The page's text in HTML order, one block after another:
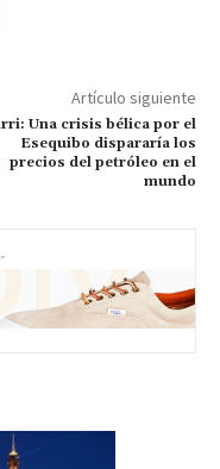
Artículo siguiente
Una crisis bélica por el
Esequibo dispararía los
precios del petróleo en el
mundo